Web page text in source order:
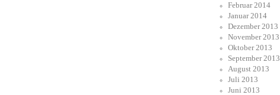
Februar 2014
Januar 2014
Dezember 2013
November 2013
Oktober 2013
September 2013
August 2013
Juli 2013
Juni 2013